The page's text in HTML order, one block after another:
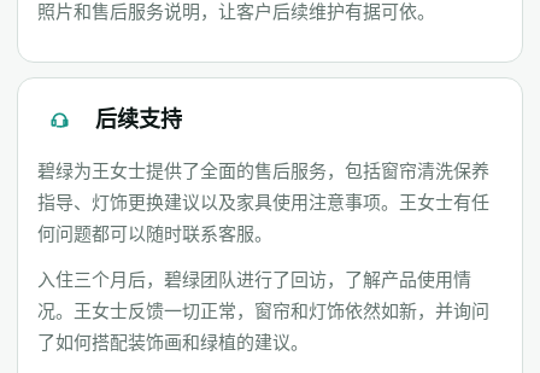
照片和售后服务说明，让客户后续维护有据可依。
后续支持
碧绿为王女士提供了全面的售后服务，包括窗帘清洗保养
指导、灯饰更换建议以及家具使用注意事项。王女士有任
何问题都可以随时联系客服。
入住三个月后，碧绿团队进行了回访，了解产品使用情
况。王女士反馈一切正常，窗帘和灯饰依然如新，并询问
了如何搭配装饰画和绿植的建议。